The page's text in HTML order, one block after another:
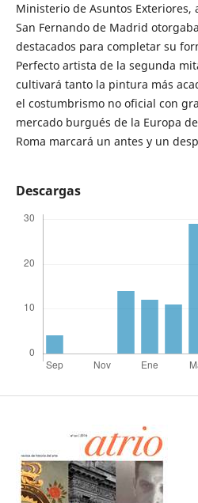
Ministerio de Asuntos Exteriores,
San Fernando de Madrid
destacados para completar su
Perfecto artista de la segunda
cultivará tanto la pintura más
el costumbrismo no oficial con
mercado burgués de la Europa
Roma marcará un antes y un
Descargas